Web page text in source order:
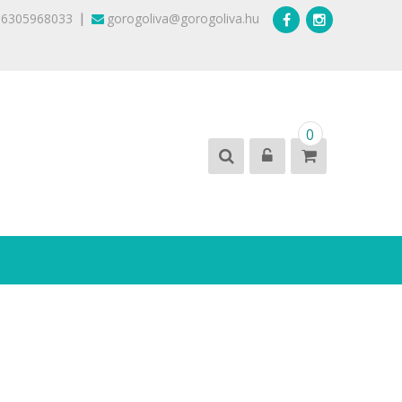
| gorogoliva@gorogoliva.hu
0